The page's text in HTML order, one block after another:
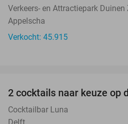
Verkeers- en Attractiepark Duinen
Appelscha
Verkocht: 45.915
2 cocktails naar keuze op
Cocktailbar Luna